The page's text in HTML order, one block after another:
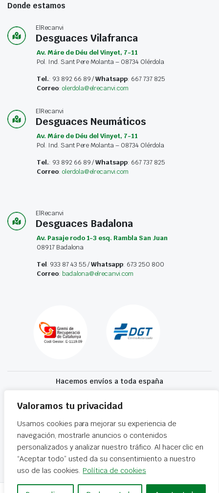
Valoramos tu privacidad
Usamos cookies para mejorar su experiencia de
navegación, mostrarle anuncios o contenidos
personalizados y analizar nuestro tráfico. Al hacer clic en
“Aceptar todo” usted da su consentimiento a nuestro
uso de las cookies. Política de cookies
Donde estamos
ElRecanvi
Desguaces Vilafranca
Av. Máre de Déu del Vinyet, 7-11
Pol. Ind. Sant Pere Molanta – 08734 Olérdola
Tel.: 93 892 66 89 /Whatsapp: 667 737 825
Correo: olerdola@elrecanvi.com
ElRecanvi
Desguaces Neumáticos
Av. Máre de Déu del Vinyet, 7-11
Pol. Ind. Sant Pere Molanta – 08734 Olérdola
Tel.: 93 892 66 89 /Whatsapp: 667 737 825
Correo: olerdola@elrecanvi.com
ElRecanvi
Desguaces Badalona
Av. Pasaje rodo 1-3 esq. Rambla San Juan
08917 Badalona
Tel. 933 87 43 55 /Whatsapp: 673 250 800
Correo: badalona@elrecanvi.com
Hacemos envíos a toda españa
Recibe tu recambio en 24-72 horas
Desguaces El Recanvi 2026 ©Condiciones generales·Declaración de